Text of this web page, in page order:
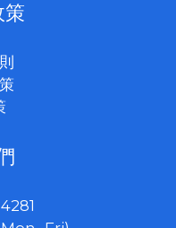
策